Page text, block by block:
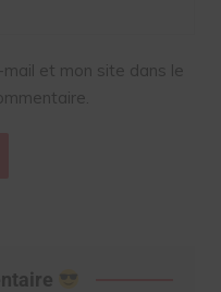
et mon site dans le